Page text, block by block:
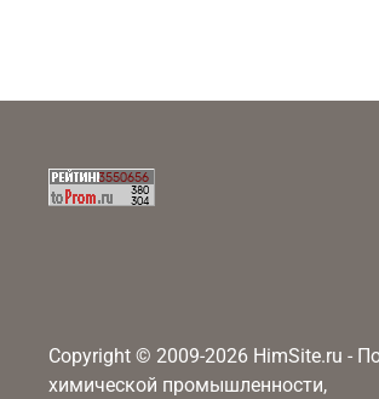
Copyright © 2009-2026 HimSite.ru -
химической промышленности,